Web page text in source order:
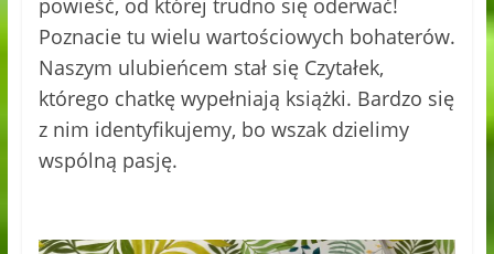
Poznacie tu wielu wartościowych bohaterów.
Naszym ulubieńcem stał się Czytałek,
którego chatkę wypełniają książki. Bardzo się
z nim identyfikujemy, bo wszak dzielimy
wspólną pasję.